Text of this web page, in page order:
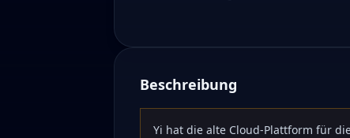
Beschreibung
Yi hat die alte Cloud-Plattform für